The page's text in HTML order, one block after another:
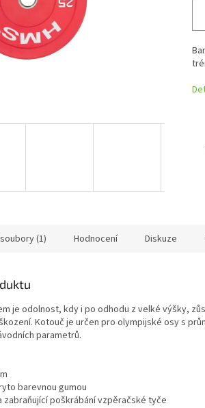
(1) Hodnocení Diskuze
je odolnost, kdy i po odhodu z velké výšky,
Kotouč je určen pro olympijské osy s
parametrů.
barevnou gumou
poškrábání vzpěračské tyče